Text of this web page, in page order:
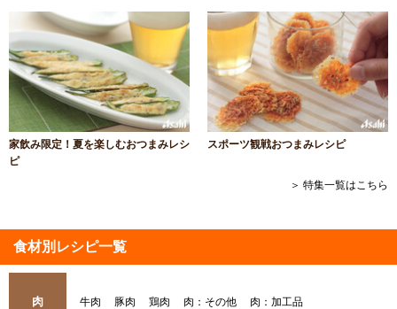
家飲み限定！夏を楽しむおつまみレシ
ピ
スポーツ観戦おつまみレシピ
＞ 特集一覧はこちら
食材別レシピ一覧
肉 牛肉 豚肉 鶏肉 肉：その他 肉：加工品